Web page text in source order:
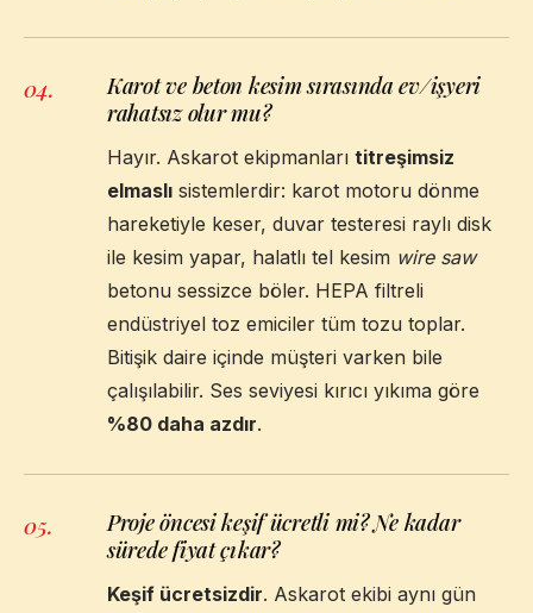
04.
Karot ve beton kesim sırasında ev/işyeri
rahatsız olur mu?
Hayır. Askarot ekipmanları titreşimsiz
elmaslı sistemlerdir: karot motoru dönme
hareketiyle keser, duvar testeresi raylı disk
ile kesim yapar, halatlı tel kesim wire saw
betonu sessizce böler. HEPA filtreli
endüstriyel toz emiciler tüm tozu toplar.
Bitişik daire içinde müşteri varken bile
çalışılabilir. Ses seviyesi kırıcı yıkıma göre
%80 daha azdır.
05.
Proje öncesi keşif ücretli mi? Ne kadar
sürede fiyat çıkar?
Keşif ücretsizdir. Askarot ekibi aynı gün